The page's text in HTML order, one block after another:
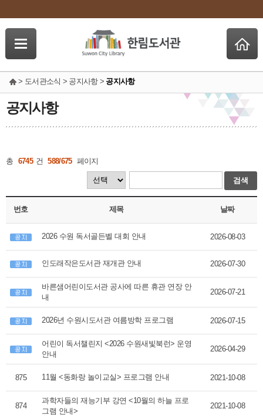
> 도서관소식 > 공지사항 > 공지사항
공지사항
총 6745 건 588/675 페이지
검색
번호 제목 날짜
2026 수원 독서골든벨 대회 안내 2026-08-03
인도래작은도서관 재개관 안내 2026-07-30
바른샘어린이도서관 공사에 따른 휴관 연장 안
내
2026-07-21
2026년 수원시도서관 여름방학 프로그램 2026-07-15
어린이 독서챌린지 <2026 수원새빛북런> 운영
안내
2026-04-29
875 11월 <동화랑 놀이교실> 프로그램 안내 2021-10-08
874
과학자들의 재능기부 강연 <10월의 하늘 프로
그램 안내>
2021-10-08